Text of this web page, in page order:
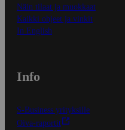
Näin tilaat ja muokkaat
Kaikki ohjeet ja vinkit
In English
Info
S-Business yrityksille
Oiva-raportit